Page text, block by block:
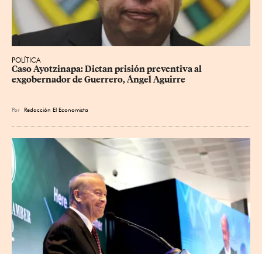
POLÍTICA
Caso Ayotzinapa: Dictan prisión preventiva al
exgobernador de Guerrero, Ángel Aguirre
Por Redacción El Economista